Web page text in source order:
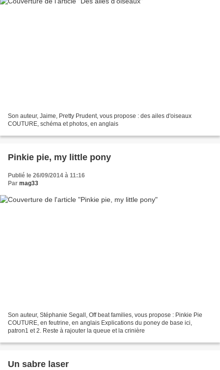
Son auteur, Jaime, Pretty Prudent, vous propose : des ailes d'oiseaux
COUTURE, schéma et photos, en anglais
Pinkie pie, my little pony
Publié le 26/09/2014 à 11:16
Par mag33
Son auteur, Stéphanie Segall, Off beat families, vous propose : Pinkie Pie
COUTURE, en feutrine, en anglais Explications du poney de base ici,
patron1 et 2. Reste à rajouter la queue et la crinière
Un sabre laser